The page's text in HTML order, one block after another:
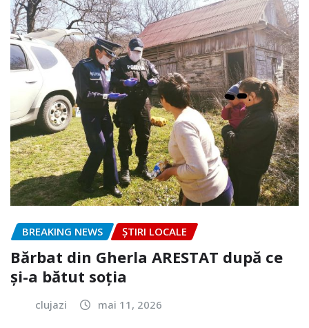
BREAKING NEWS ȘTIRI LOCALE
Bărbat din Gherla ARESTAT după ce
și-a bătut soția
clujazi mai 11, 2026